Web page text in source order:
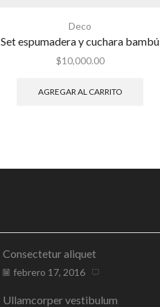
Deco
Set espumadera y cuchara bambú
$10,000.00
AGREGAR AL CARRITO
Consectetur aliquet
febrero 17, 2016
Ullamcorper vestibulum